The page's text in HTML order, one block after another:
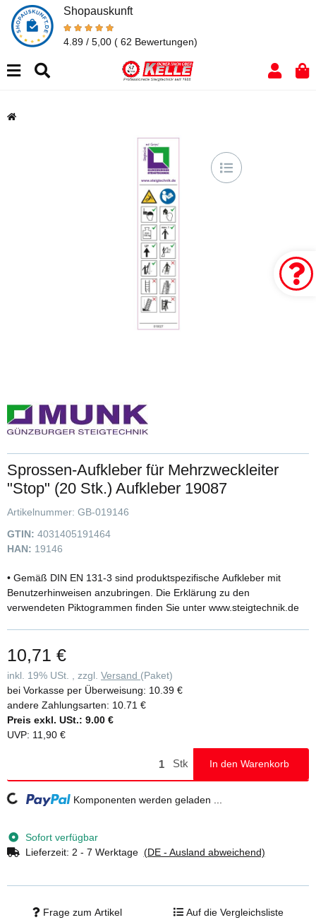
Shopauskunft
4.89 / 5,00 ( 62 Bewertungen)
Sprossen-Aufkleber für Mehrzweckleiter
"Stop" (20 Stk.) Aufkleber 19087
Artikelnummer: GB-019146
GTIN: 4031405191464
HAN: 19146
• Gemäß DIN EN 131-3 sind produktspezifische Aufkleber mit
Benutzerhinweisen anzubringen. Die Erklärung zu den
verwendeten Piktogrammen finden Sie unter www.steigtechnik.de
10,71 €
inkl. 19% USt. , zzgl. Versand (Paket)
bei Vorkasse per Überweisung: 10.39 €
andere Zahlungsarten: 10.71 €
Preis exkl. USt.: 9.00 €
UVP: 11,90 €
Stk In den Warenkorb
Loading... Komponenten werden geladen ...
Sofort verfügbar
Lieferzeit: 2 - 7 Werktage (DE - Ausland abweichend)
Frage zum Artikel Auf die Vergleichsliste